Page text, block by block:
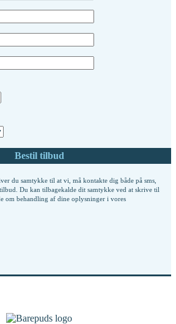
du samtykke til at vi, må kontakte dig både på sms,
Du kan tilbagekalde dit samtykke ved at skrive til
om behandling af dine oplysninger i vores